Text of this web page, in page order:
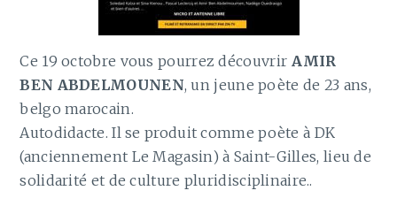
Ce 19 octobre vous pourrez découvrir AMIR
BEN ABDELMOUNEN, un jeune poète de 23 ans,
belgo marocain.
Autodidacte. Il se produit comme poète à DK
(anciennement Le Magasin) à Saint-Gilles, lieu de
solidarité et de culture pluridisciplinaire..